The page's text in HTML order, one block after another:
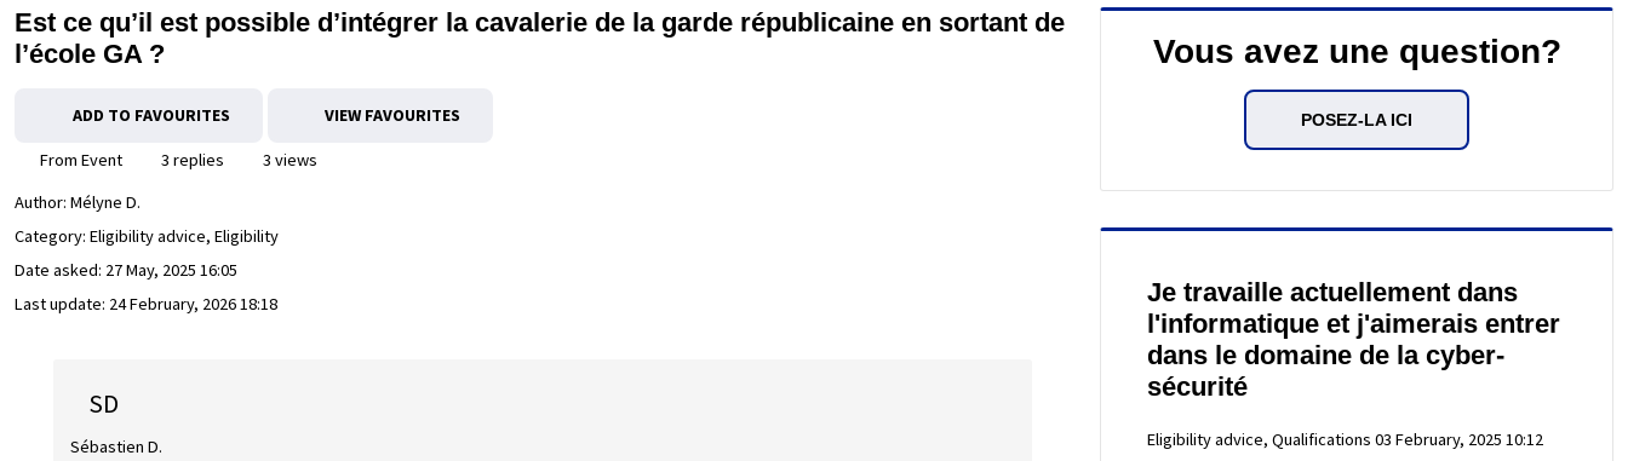
Est ce qu’il est possible d’intégrer la cavalerie de la garde républicaine en sortant de
l’école GA ?
ADD TO FAVOURITES VIEW FAVOURITES
From Event 3 replies
3 views
Author: Mélyne D.
Category: Eligibility advice, Eligibility
Date asked: 27 May, 2025 16:05
Last update: 24 February, 2026 18:18
SD
Sébastien D.
Vous avez une question?
POSEZ-LA ICI
Je travaille actuellement dans
l'informatique et j'aimerais entrer
dans le domaine de la cyber-
sécurité
Eligibility advice, Qualifications 03 February, 2025 10:12